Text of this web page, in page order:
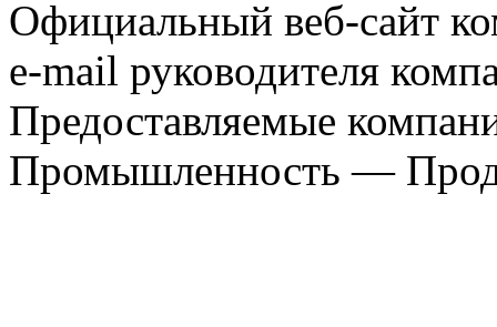
Официальный веб-сайт
e-mail руководителя
Предоставляемые
Промышленность —